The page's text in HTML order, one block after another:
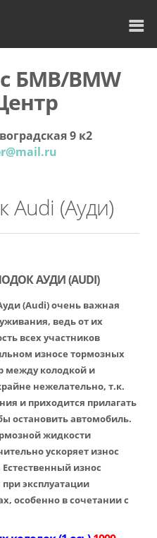
БМВ/BMW
9 к2
Audi (Ауди)
АУДИ (AUDI)
(Audi) очень важная
ведь от их
всех участников
износе тормозных
между колодкой и
нежелательно, т.к.
и приходится прилагать
остановить автомобиль.
жидкости
ускоряет износ
износ
эксплуатации
особенно в сочетании с